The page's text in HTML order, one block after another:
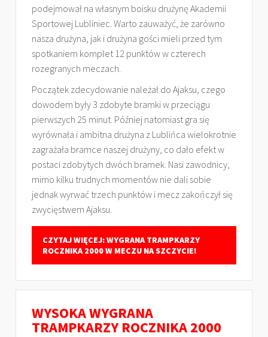
podejmował na własnym boisku drużynę Akademii
Sportowej Lubliniec. Warto zauważyć, że zarówno
nasza drużyna, jak i drużyna gości mieli przed tym
spotkaniem komplet 12 punktów w czterech
rozegranych meczach.
Początek zdecydowanie należał do Ajaksu, czego
dowodem były 3 zdobyte bramki w przeciągu
pierwszych 25 minut. Później natomiast gra się
wyrównała i ambitna drużyna z Lublińca wielokrotnie
zagrażała bramce naszej drużyny, co dało efekt w
postaci zdobytych dwóch bramek. Nasi zawodnicy,
mimo kilku trudnych momentów nie dali sobie
jednak wyrwać trzech punktów i mecz zakończył się
zwycięstwem Ajaksu.
CZYTAJ WIĘCEJ: WYGRANA TRAMPKARZY
ROCZNIKA 2000 W MECZU NA SZCZYCIE!
WYSOKA WYGRANA
TRAMPKARZY ROCZNIKA 2000